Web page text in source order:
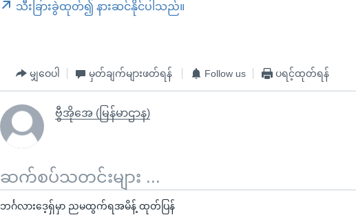
သီးခြားခွဲထုတ်၍ နားဆင်နိုင်ပါသည်။
မျှဝေပါ မှတ်ချက်များဖတ်ရန် Follow us ပရင့်ထုတ်ရန်
ဗွီအိုအေ (မြန်မာဌာန)
ဆက်စပ်သတင်းများ ...
ဘင်္ဂလားဒေ့ရှ်မှာ ညမထွက်ရအမိန့် ထုတ်ပြန်